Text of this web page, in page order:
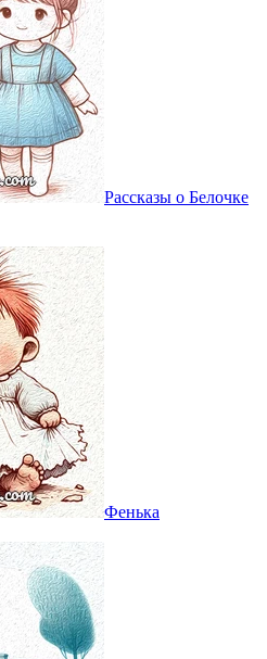
Рассказы о Белочке
Фенька